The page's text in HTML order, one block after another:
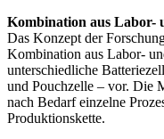
Kombination aus Labor-
Das Konzept der
Kombination aus Labor-
unterschiedliche
und Pouchzelle – vor. Die
nach Bedarf einzelne
Produktionskette.